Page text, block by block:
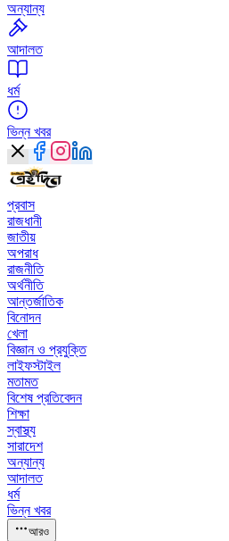
অন্যান্য
আদালত
ধর্ম
ভিন্ন খবর
প্রবাস
রাজধানী
জাতীয়
অপরাধ
রাজনীতি
অর্থনীতি
আন্তর্জাতিক
বিনোদন
খেলা
বিজ্ঞান ও প্রযুক্তি
লাইফস্টাইল
মতামত
বিশেষ প্রতিবেদন
শিক্ষা
স্বাস্থ্য
সারাদেশ
অন্যান্য
আদালত
ধর্ম
ভিন্ন খবর
আরও